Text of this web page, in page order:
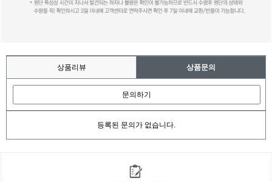
상품리뷰 상품문의
문의하기
등록된 문의가 없습니다.